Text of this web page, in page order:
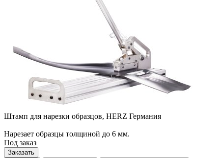
Штамп для нарезки образцов, HERZ Германия
Нарезает образцы толщиной до 6 мм.
Под заказ
Заказать